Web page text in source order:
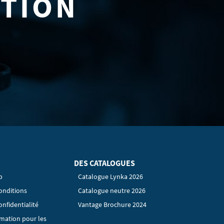
pour les
DES CATALOGUES
Catalogue Lynka 2026
Catalogue neutre 2026
Vantage Brochure 2024